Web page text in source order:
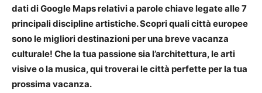
dati di Google Maps relativi a parole chiave legate alle 7
principali discipline artistiche. Scopri quali città europee
sono le migliori destinazioni per una breve vacanza
culturale! Che la tua passione sia l’architettura, le arti
visive o la musica, qui troverai le città perfette per la tua
prossima vacanza.